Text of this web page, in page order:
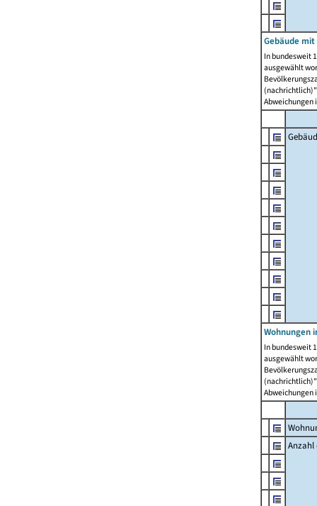
Gebäude
In bundesweit
ausgewählt
Abweichungen
Wohnungen
In bundesweit
ausgewählt
Abweichungen
Anzahl